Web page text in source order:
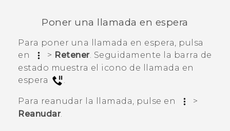
Poner una llamada en espera
Para poner una llamada en espera, pulsa
en
> Retener. Seguidamente la barra de
estado muestra el icono de llamada en
espera
.
Para reanudar la llamada, pulse en
>
Reanudar.